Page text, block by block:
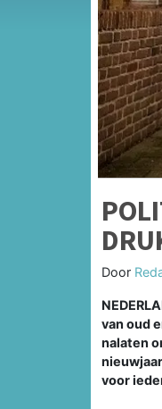
Door
van oud
nalaten
voor